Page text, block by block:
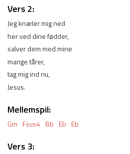
Vers 2:
Jeg knæler mig ned
her ved dine fødder,
salver dem med mine
mange tårer,
tag mig ind nu,
Jesus.
Mellemspil:
Gm Fsus4 Bb Eb Eb
Vers 3: